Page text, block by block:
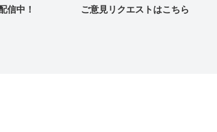
信中！ ご意見リクエストはこちら